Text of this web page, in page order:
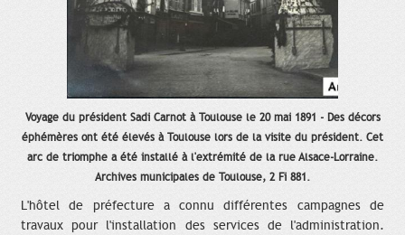
Voyage du président Sadi Carnot à Toulouse le 20 mai 1891 - Des décors
éphémères ont été élevés à Toulouse lors de la visite du président. Cet
arc de triomphe a été installé à l'extrémité de la rue Alsace-Lorraine.
Archives municipales de Toulouse, 2 Fi 881.
L'hôtel de préfecture a connu différentes campagnes de
travaux pour l'installation des services de l'administration.